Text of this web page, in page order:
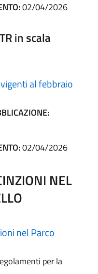
02/04/2026
in scala
al febbraio
02/04/2026
NEL
nel Parco
per la